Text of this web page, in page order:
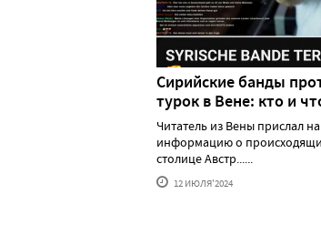
Сирийские банды
турок в Вене: кто и
Читатель из Вены прислал
информацию о
столице Австр......
12 ИЮЛЯ'2024